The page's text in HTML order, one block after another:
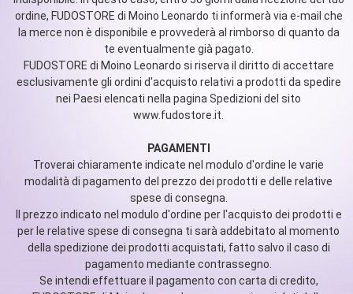
ordine, FUDOSTORE di Moino Leonardo ti informerà via e-mail che
la merce non è disponibile e provvederà al rimborso di quanto da
te eventualmente già pagato.
FUDOSTORE di Moino Leonardo si riserva il diritto di accettare
esclusivamente gli ordini d'acquisto relativi a prodotti da spedire
nei Paesi elencati nella pagina Spedizioni del sito
www.fudostore.it.
PAGAMENTI
Troverai chiaramente indicate nel modulo d'ordine le varie
modalità di pagamento del prezzo dei prodotti e delle relative
spese di consegna.
Il prezzo indicato nel modulo d'ordine per l'acquisto dei prodotti e
per le relative spese di consegna ti sarà addebitato al momento
della spedizione dei prodotti acquistati, fatto salvo il caso di
pagamento mediante contrassegno.
Se intendi effettuare il pagamento con carta di credito,